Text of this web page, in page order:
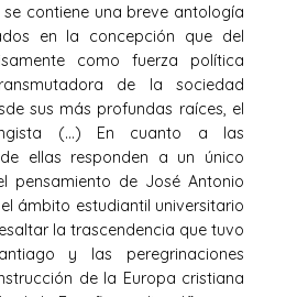
contiene una breve antología
en la concepción que del
como fuerza política
de la sociedad
sus más profundas raíces, el
(…) En cuanto a las
ellas responden a un único
pensamiento de José Antonio
ámbito estudiantil universitario
la trascendencia que tuvo
y las peregrinaciones
de la Europa cristiana